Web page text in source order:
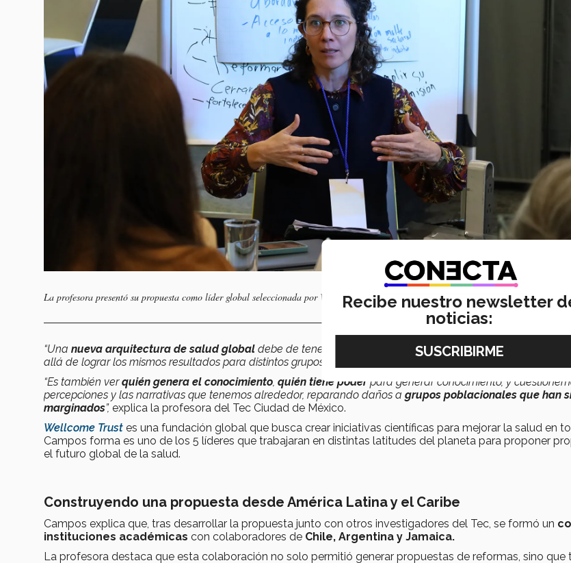
La profesora presentó su propuesta como líder global seleccionada por Wellcome Trust. Foto: Mónica Páez.
“Una nueva arquitectura de salud global debe de tener un compromiso explícito con lajusticia en salud,
allá de lograr los mismos resultados para distintos grupos de población.
“Es también verquién genera el conocimiento quién tiene poder para generar conocimiento, y
percepciones y las narrativas que tenemos alrededor, reparando daños a grupos poblacionales que han
marginados”, explica la profesora del Tec Ciudad de México.
Wellcome Trust es una fundación global que busca crear iniciativas científicas para mejorar la salud en
Campos forma es uno de los 5 líderes que trabajaran en distintas latitudes del planeta para proponer
el futuro global de la salud.
Construyendo una propuesta desde América Latina y el Caribe
Campos explica que, tras desarrollar la propuesta junto con otros investigadores del Tec, se formó un
instituciones académicas con colaboradores de Chile, Argentina y Jamaica.
La profesora destaca que esta colaboración no solo permitió generar propuestas de reformas, sino que
Recibe nuestro newsletter
noticias: